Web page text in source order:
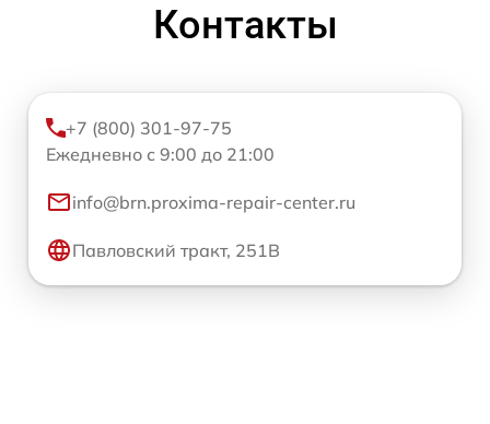
Контакты
+7 (800) 301-97-75
Ежедневно с 9:00 до 21:00
info@brn.proxima-repair-center.ru
Павловский тракт, 251В